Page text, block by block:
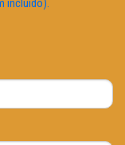
incluído).